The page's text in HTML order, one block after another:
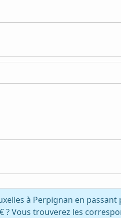
à Perpignan en
? Vous trouverez les